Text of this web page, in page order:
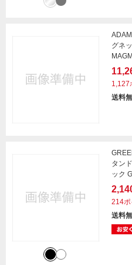
グネ
1,127
送料
タン
ック
214ポ
送料